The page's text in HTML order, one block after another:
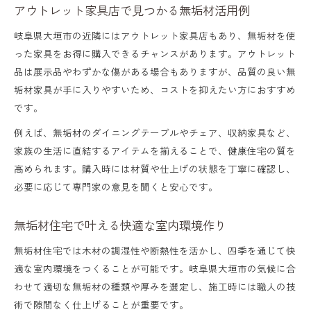
長く愛せる無垢材住宅のポイントまとめ
無垢材住宅を長く愛用するコツと秘訣
岐阜県家具メーカーの安心サポート活用術
無垢材家具の経年変化を楽しむ暮らし方
無垢材メンテナンスで快適な住まいを維持
アウトレット家具店で見つかる無垢材活用例
岐阜県大垣市の近隣にはアウトレット家具店もあり、無垢材を使
った家具をお得に購入できるチャンスがあります。アウトレット
品は展示品やわずかな傷がある場合もありますが、品質の良い無
垢材家具が手に入りやすいため、コストを抑えたい方におすすめ
です。
例えば、無垢材のダイニングテーブルやチェア、収納家具など、
家族の生活に直結するアイテムを揃えることで、健康住宅の質を
高められます。購入時には材質や仕上げの状態を丁寧に確認し、
必要に応じて専門家の意見を聞くと安心です。
無垢材住宅で叶える快適な室内環境作り
無垢材住宅では木材の調湿性や断熱性を活かし、四季を通じて快
適な室内環境をつくることが可能です。岐阜県大垣市の気候に合
わせて適切な無垢材の種類や厚みを選定し、施工時には職人の技
術で隙間なく仕上げることが重要です。